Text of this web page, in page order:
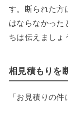
す。断られた方
はならなかった
ちは伝えましょ
相見積もりを
「お見積りの件